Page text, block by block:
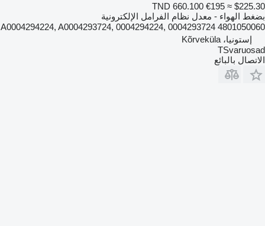
TND 660.100 €195 ≈ $225.30
بضغط الهواء - معدل نظام الفرامل الإلكترونية
4801050060 A0004294224, A0004293724, 0004294224, 0004293724
إستونيا، Kõrveküla
TSvaruosad
الاتصال بالبائع